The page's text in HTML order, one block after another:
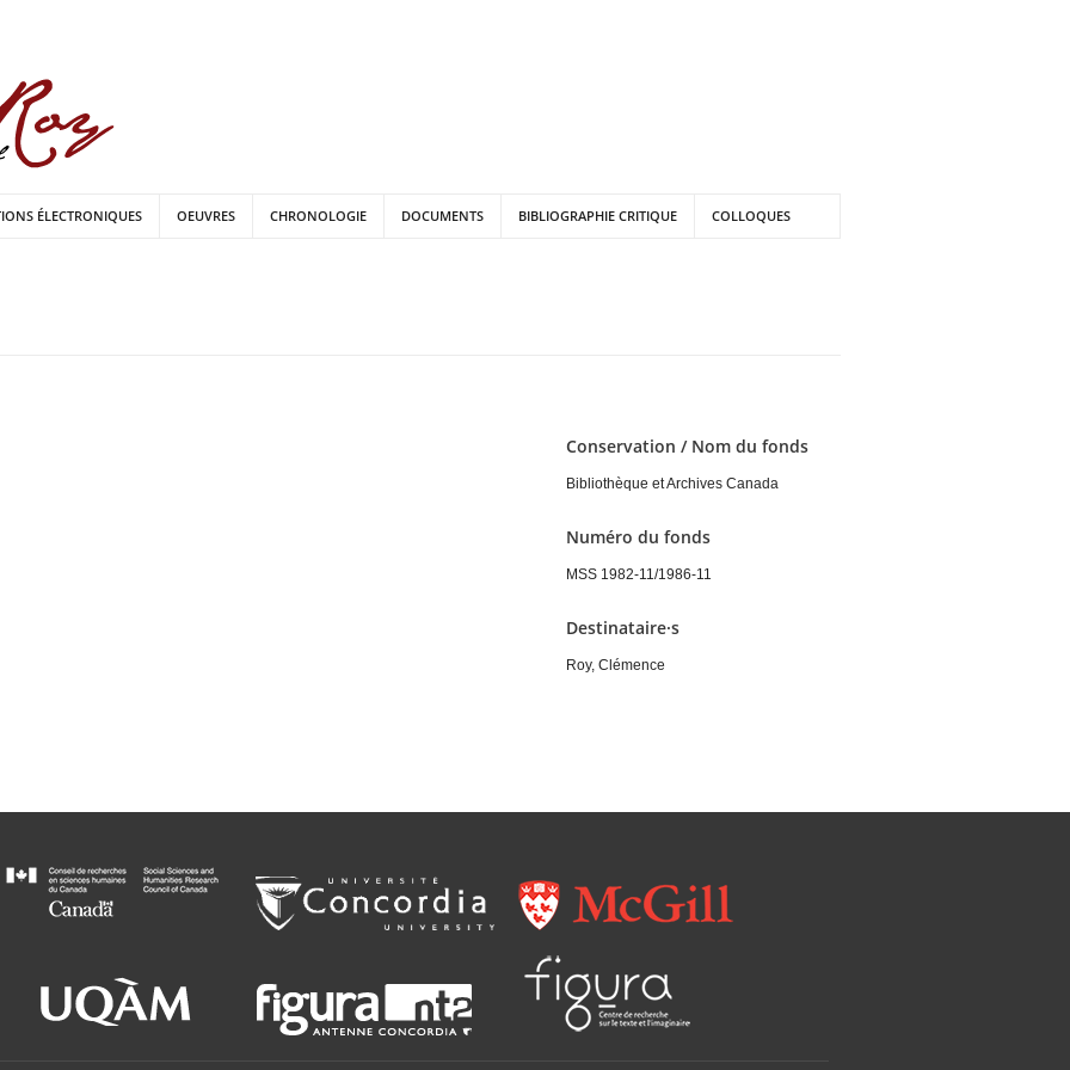
ÉLECTRONIQUES OEUVRES CHRONOLOGIE DOCUMENTS BIBLIOGRAPHIE CRITIQUE COLLOQUES
Conservation / Nom du fonds
Bibliothèque et Archives Canada
Numéro du fonds
MSS 1982-11/1986-11
Destinataire·s
Roy, Clémence